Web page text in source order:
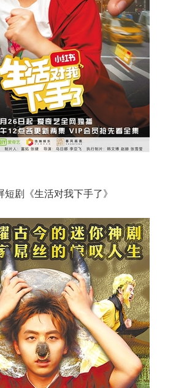
《生活对我下手了》